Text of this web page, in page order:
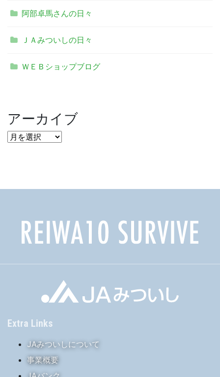
阿部卓馬さんの日々
ＪＡみついしの日々
ＷＥＢショップブログ
アーカイブ
ア
Extra Links
JAみついしについて
事業概要